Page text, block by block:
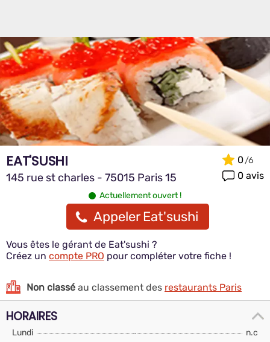
EAT'SUSHI
145 rue st charles - 75015 Paris 15
0
0 avis
Actuellement ouvert !
Appeler Eat'sushi
Vous êtes le gérant de Eat'sushi ?
Créez un compte PRO pour compléter votre fiche !
Non classé au classement des restaurants Paris
HORAIRES
Lundi
n.c